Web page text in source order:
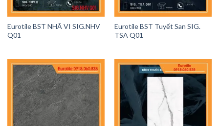
Eurotile BST NHÃ VI SIG.NHV
Q01
Eurotile BST Tuyết San SIG.
TSA Q01